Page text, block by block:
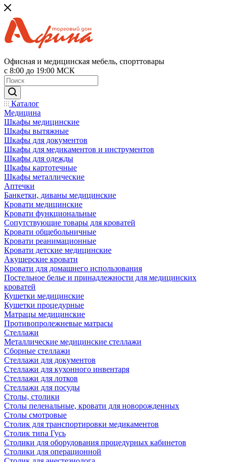
Офисная и медицинская мебель, спорттовары
с 8:00 до 19:00 МСК
Каталог
Медицина
Шкафы медицинские
Шкафы вытяжные
Шкафы для документов
Шкафы для медикаментов и инструментов
Шкафы для одежды
Шкафы картотечные
Шкафы металлические
Аптечки
Банкетки, диваны медицинские
Кровати медицинские
Кровати функциональные
Сопутствующие товары для кроватей
Кровати общебольничные
Кровати реанимационные
Кровати детские медицинские
Акушерские кровати
Кровати для домашнего использования
Постельное белье и принадлежности для медицинских
кроватей
Кушетки медицинские
Кушетки процедурные
Матрацы медицинские
Противопролежневые матрасы
Стеллажи
Металлические медицинские стеллажи
Сборные стеллажи
Стеллажи для документов
Стеллажи для кухонного инвентаря
Стеллажи для лотков
Стеллажи для посуды
Столы, столики
Столы пеленальные, кровати для новорожденных
Столы смотровые
Столик для транспортировки медикаментов
Столик типа Гусь
Столики для оборудования процедурных кабинетов
Столики для операционной